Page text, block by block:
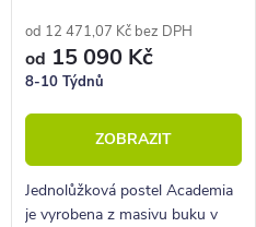
od 12 471,07 Kč bez DPH
od 15 090 Kč
8-10 Týdnů
ZOBRAZIT
Jednolůžková postel Academia
je vyrobena z masivu buku v